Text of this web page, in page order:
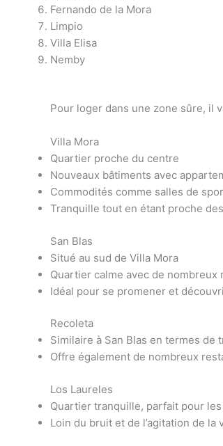
Fernando de la Mora
Limpio
Villa Elisa
Nemby
Pour loger dans une zone sûre, il
Villa Mora
Quartier proche du centre
Nouveaux bâtiments avec
Commodités comme salles de
Tranquille tout en étant proche
San Blas
Situé au sud de Villa Mora
Quartier calme avec de nombreux
Idéal pour se promener et
Recoleta
Similaire à San Blas en termes de
Offre également de nombreux
Los Laureles
Quartier tranquille, parfait pour
Loin du bruit et de l’agitation de la